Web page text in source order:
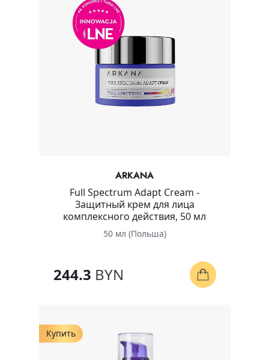
ARKANA
Full Spectrum Adapt Cream -
Защитный крем для лица
комплексного действия, 50 мл
50 мл (Польша)
244.3 BYN
Купить